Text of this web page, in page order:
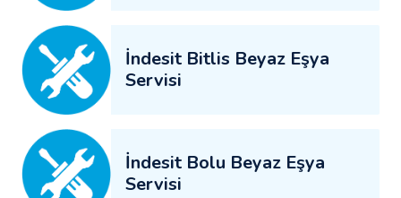
İndesit Bitlis Beyaz Eşya
Servisi
İndesit Bolu Beyaz Eşya
Servisi